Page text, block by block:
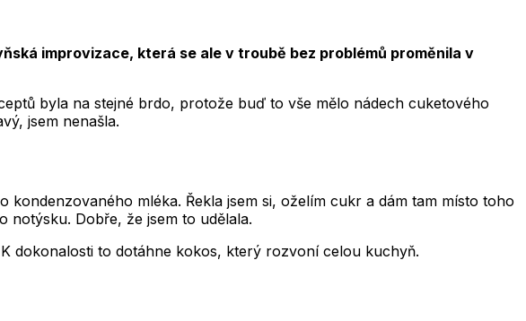
improvizace, která se ale v troubě bez problémů proměnila v
byla na stejné brdo, protože buď to vše mělo nádech cuketového
jsem nenašla.
mléka. Řekla jsem si, oželím cukr a dám tam místo toho
notýsku. Dobře, že jsem to udělala.
dokonalosti to dotáhne kokos, který rozvoní celou kuchyň.